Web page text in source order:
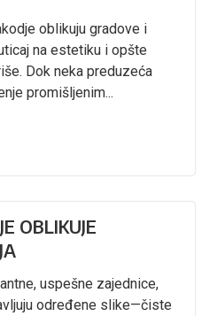
oblikuju gradove i
na estetiku i opšte
Dok neka preduzeća
promišljenim...
OBLIKUJE
uspešne zajednice,
određene slike—čiste